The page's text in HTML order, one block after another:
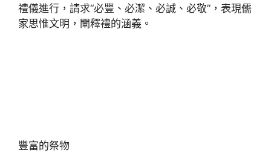
禮儀進行，請求“必豐、必潔、必誠、必敬”，表現儒
家思惟文明，闡釋禮的涵義。
豐富的祭物